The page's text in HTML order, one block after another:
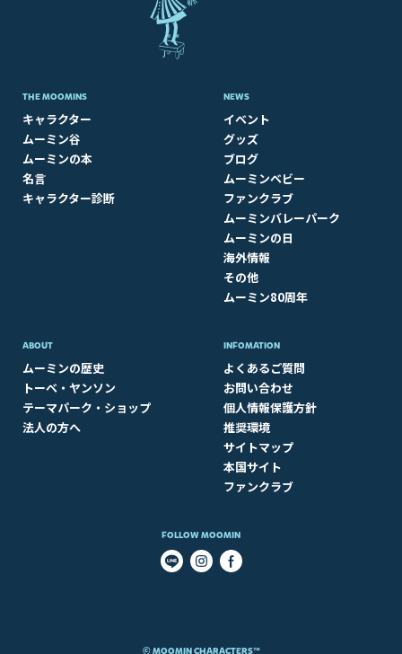
THE MOOMINS
キャラクター
ムーミン谷
ムーミンの本
名言
キャラクター診断
NEWS
イベント
グッズ
ブログ
ムーミンベビー
ファンクラブ
ムーミンバレーパーク
ムーミンの日
海外情報
その他
ムーミン80周年
ABOUT​
ムーミンの歴史
トーベ・ヤンソン
テーマパーク・ショップ
法人の方へ
INFOMATION
よくあるご質問
お問い合わせ
個人情報保護方針
推奨環境
サイトマップ
本国サイト
ファンクラブ
FOLLOW MOOMIN
© MOOMIN CHARACTERS™​